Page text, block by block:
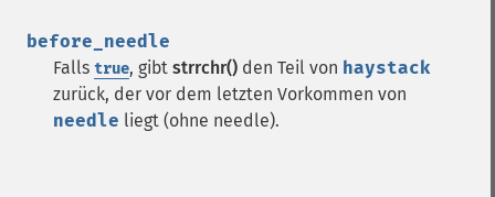
before_needle
Falls true, gibt strrchr() den Teil von haystack
zurück, der vor dem letzten Vorkommen von
needle liegt (ohne needle).